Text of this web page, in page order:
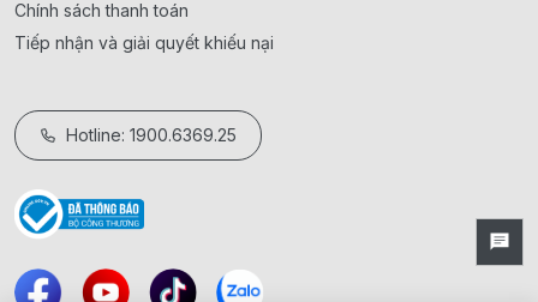
Chính sách thanh toán
Tiếp nhận và giải quyết khiếu nại
Hotline: 1900.6369.25